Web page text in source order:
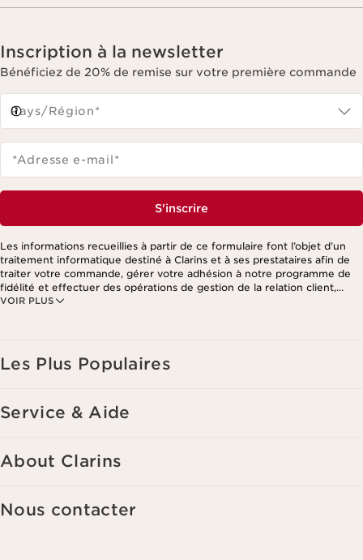
Inscription à la newsletter
Bénéficiez de 20% de remise sur votre première commande
Pays/Région*
*Adresse e-mail*
S'inscrire
VOIR PLUS
Les informations recueillies à partir de ce formulaire font l’objet d’un
traitement informatique destiné à Clarins et à ses prestataires afin de
traiter votre commande, gérer votre adhésion à notre programme de
fidélité et effectuer des opérations de gestion de la relation client,
notamment pour vous adresser des offres personnalisées en fonction
Les Plus Populaires
Service & Aide
About Clarins
Nous contacter